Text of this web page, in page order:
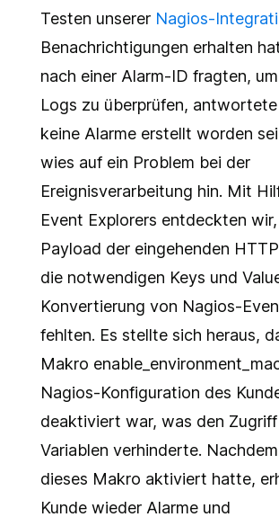
Testen unserer Nagios-
Benachrichtigungen erhalten
nach einer Alarm-ID fragten,
Logs zu überprüfen, antwortete
keine Alarme erstellt worden
wies auf ein Problem bei der
Ereignisverarbeitung hin. Mit
Event Explorers entdeckten
Payload der eingehenden
die notwendigen Keys und
Konvertierung von Nagios-
fehlten. Es stellte sich heraus,
Makro
Nagios-Konfiguration des
deaktiviert war, was den
Variablen verhinderte.
dieses Makro aktiviert hatte,
Kunde wieder Alarme und